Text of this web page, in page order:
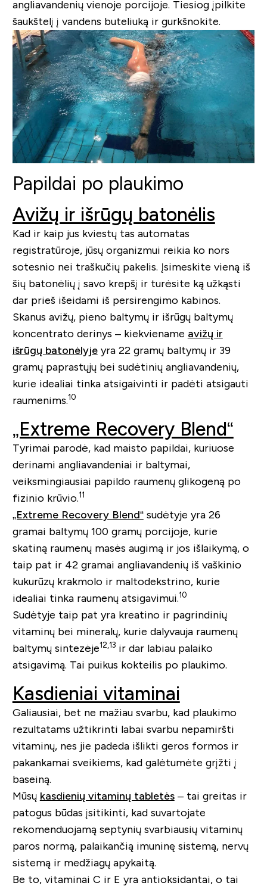
angliavandenių vienoje porcijoje. Tiesiog įpilkite
šaukštelį į vandens buteliuką ir gurkšnokite.
Papildai po plaukimo
Avižų ir išrūgų batonėlis
Kad ir kaip jus kviestų tas automatas
registratūroje, jūsų organizmui reikia ko nors
sotesnio nei traškučių pakelis. Įsimeskite vieną iš
šių batonėlių į savo krepšį ir turėsite ką užkąsti
dar prieš išeidami iš persirengimo kabinos.
Skanus avižų, pieno baltymų ir išrūgų baltymų
koncentrato derinys – kiekviename avižų ir
išrūgų batonėlyjeyra 22 gramų baltymų ir 39
gramų paprastųjų bei sudėtinių angliavandenių,
kurie idealiai tinka atsigaivinti ir padėti atsigauti
raumenims.10
„Extreme Recovery Blend“
Tyrimai parodė, kad maisto papildai, kuriuose
derinami angliavandeniai ir baltymai,
veiksmingiausiai papildo raumenų glikogeną po
fizinio krūvio.11
„Extreme Recovery Blend“sudėtyje yra 26
gramai baltymų 100 gramų porcijoje, kurie
skatiną raumenų masės augimą ir jos išlaikymą, o
taip pat ir 42 gramai angliavandenių iš vaškinio
kukurūzų krakmolo ir maltodekstrino, kurie
idealiai tinka raumenų atsigavimui.10
Sudėtyje taip pat yra kreatino ir pagrindinių
vitaminų bei mineralų, kurie dalyvauja raumenų
baltymų sintezėje12,13 ir dar labiau palaiko
atsigavimą. Tai puikus kokteilis po plaukimo.
Kasdieniai vitaminai
Galiausiai, bet ne mažiau svarbu, kad plaukimo
rezultatams užtikrinti labai svarbu nepamiršti
vitaminų, nes jie padeda išlikti geros formos ir
pakankamai sveikiems, kad galėtumėte grįžti į
baseiną.
Mūsų kasdienių vitaminų tabletės– tai greitas ir
patogus būdas įsitikinti, kad suvartojate
rekomenduojamą septynių svarbiausių vitaminų
paros normą, palaikančią imuninę sistemą, nervų
sistemą ir medžiagų apykaitą.
Be to, vitaminai C ir E yra antioksidantai, o tai